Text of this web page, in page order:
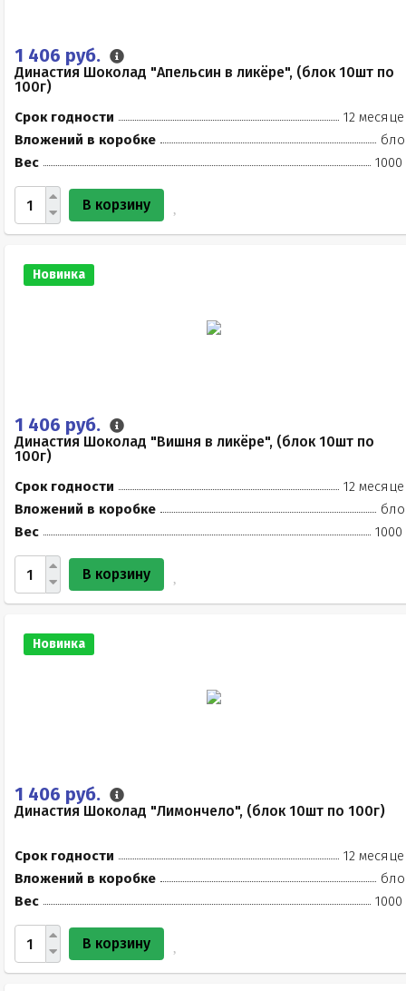
1 406 руб.
Династия Шоколад "Апельсин в ликёре", (блок 10шт по
100г)
Срок годности
12
Вложений в коробке
Вес
1000
В корзину
Новинка
1 406 руб.
Династия Шоколад "Вишня в ликёре", (блок 10шт по
100г)
Срок годности
12
Вложений в коробке
Вес
1000
В корзину
Новинка
1 406 руб.
Династия Шоколад "Лимончело", (блок 10шт по 100г)
Срок годности
12
Вложений в коробке
Вес
1000
В корзину